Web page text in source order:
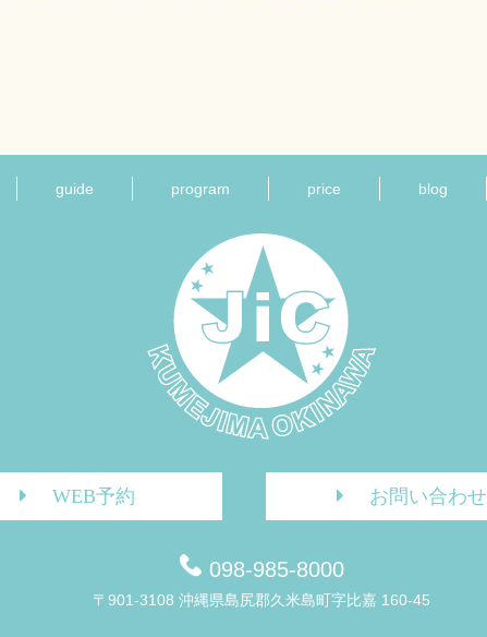
guide program price blog
WEB予約 お問い合わせ
098-985-8000
〒901-3108 沖縄県島尻郡久米島町字比嘉 160-45